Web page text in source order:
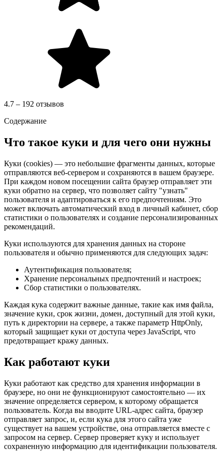
4.7 – 192 отзывов
Содержание
Что такое куки и для чего они нужны
Куки (cookies) — это небольшие фрагменты данных, которые
отправляются веб-сервером и сохраняются в вашем браузере.
При каждом новом посещении сайта браузер отправляет эти
куки обратно на сервер, что позволяет сайту "узнать"
пользователя и адаптироваться к его предпочтениям. Это
может включать автоматический вход в личный кабинет, сбор
статистики о пользователях и создание персонализированных
рекомендаций.
Куки используются для хранения данных на стороне
пользователя и обычно применяются для следующих задач:
Аутентификация пользователя;
Хранение персональных предпочтений и настроек;
Сбор статистики о пользователях.
Каждая кука содержит важные данные, такие как имя файла,
значение куки, срок жизни, домен, доступный для этой куки,
путь к директории на сервере, а также параметр HttpOnly,
который защищает куки от доступа через JavaScript, что
предотвращает кражу данных.
Как работают куки
Куки работают как средство для хранения информации в
браузере, но они не функционируют самостоятельно — их
значение определяется сервером, к которому обращается
пользователь. Когда вы вводите URL-адрес сайта, браузер
отправляет запрос, и, если кука для этого сайта уже
существует на вашем устройстве, она отправляется вместе с
запросом на сервер. Сервер проверяет куку и использует
сохраненную информацию для идентификации пользователя.